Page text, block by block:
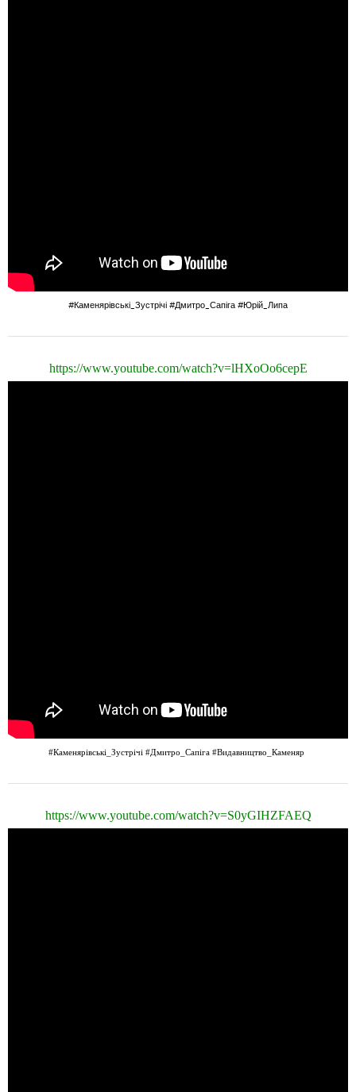
#Каменярівські_Зустрічі #Дмитро_Сапіга #Юрій_Липа
https://www.youtube.com/watch?v=lHXoOo6cepE
#Каменярівські_Зустрічі #Дмитро_Сапіга #Видавництво_Каменяр
https://www.youtube.com/watch?v=S0yGIHZFAEQ